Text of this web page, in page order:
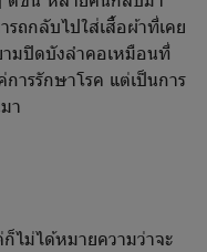
ถกลับไปใส่เสื้อผ้าที่เคย
มปิดบังลำคอเหมือนที่
ารรักษาโรค แต่เป็นการ
า
ไม่ได้หมายความว่าจะ